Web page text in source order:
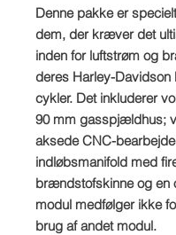
Denne pakke er
dem, der kræver det
inden for luftstrøm og
deres Harley-Davidson
cykler. Det inkluderer
90 mm gasspjældhus;
aksede CNC-
indløbsmanifold med
brændstofskinne og en
modul medfølger ikke
brug af andet modul.